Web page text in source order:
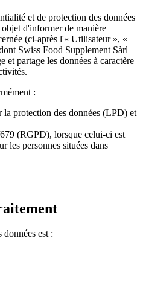
et de protection des données
d'informer de manière
(ci-après l'« Utilisateur », «
Swiss Food Supplement Sàrl
et partage les données à caractère
:
la protection des données (LPD) et
(RGPD), lorsque celui-ci est
les personnes situées dans
données est :